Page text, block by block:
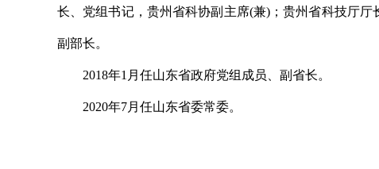
长、党组书记，贵州省科协副主席(兼)；贵州省科技厅
副部长。
2018年1月任山东省政府党组成员、副省长。
2020年7月任山东省委常委。